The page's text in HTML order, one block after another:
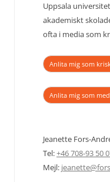
Uppsala
akademiskt
ofta i media som
Anlita mig som
Anlita mig som
Jeanette Fors-
Tel:+46 708-93 50
Mejl: